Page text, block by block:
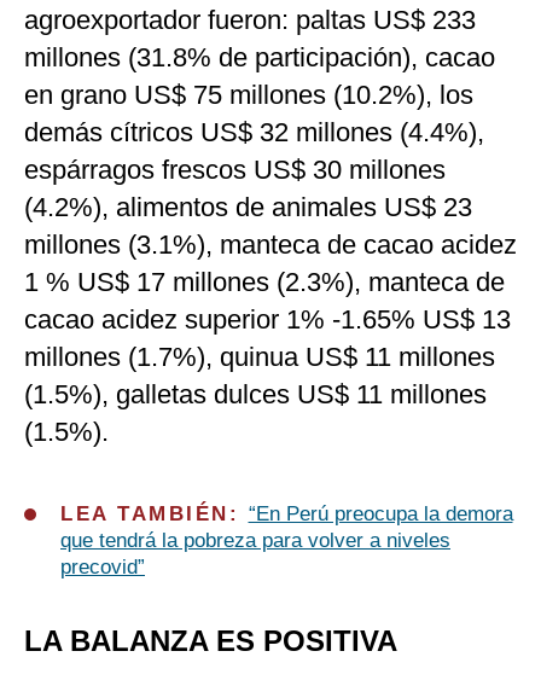
agroexportador fueron: paltas US$ 233
millones (31.8% de participación), cacao
en grano US$ 75 millones (10.2%), los
demás cítricos US$ 32 millones (4.4%),
espárragos frescos US$ 30 millones
(4.2%), alimentos de animales US$ 23
millones (3.1%), manteca de cacao acidez
1 % US$ 17 millones (2.3%), manteca de
cacao acidez superior 1% -1.65% US$ 13
millones (1.7%), quinua US$ 11 millones
(1.5%), galletas dulces US$ 11 millones
(1.5%).
LEA TAMBIÉN: “En Perú preocupa la demora
que tendrá la pobreza para volver a niveles
precovid”
LA BALANZA ES POSITIVA